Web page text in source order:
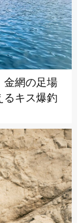
網の足場
るキス爆釣